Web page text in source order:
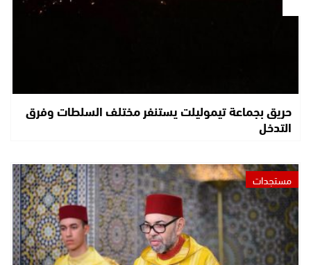
حريق بجماعة تيموليلت يستنفر مختلف السلطات وفرق
التدخل
مستجدات